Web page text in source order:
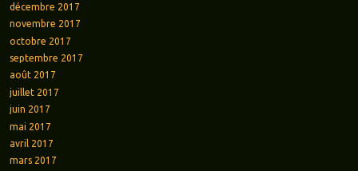
décembre 2017
novembre 2017
octobre 2017
septembre 2017
août 2017
juillet 2017
juin 2017
mai 2017
avril 2017
mars 2017